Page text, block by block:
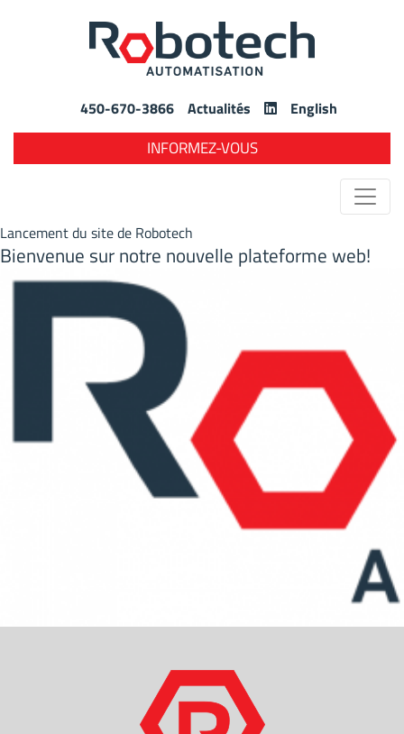
450-670-3866 Actualités
INFORMEZ-VOUS
English
Lancement du site de Robotech
Bienvenue sur notre nouvelle plateforme web!